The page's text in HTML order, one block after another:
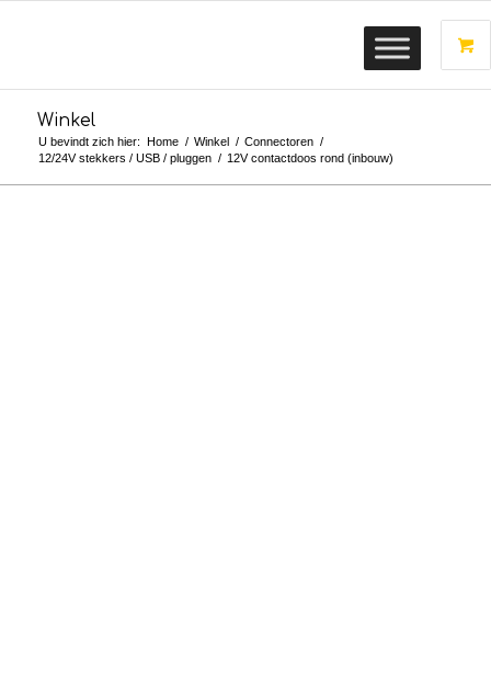
Winkel
U bevindt zich hier: Home / Winkel / Connectoren /
12/24V stekkers / USB / pluggen / 12V contactdoos rond (inbouw)